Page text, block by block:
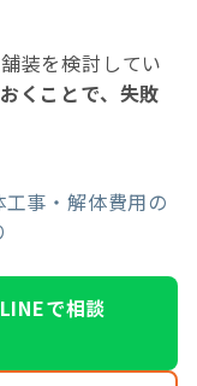
装を検討してい
くことで、失敗
事・解体費用の
LINEで相談